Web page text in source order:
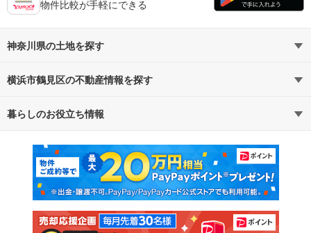
物件比較が手軽にできる
神奈川県の土地を探す
路線・駅から探す
通勤・通学時間から探す
横浜市鶴見区の不動産情報を探す
不動産・住宅
新築マンション 中古マンション
新築一戸建て 中古一戸建て
注文住宅 土地
暮らしのお役立ち情報
マンションカタログ 教えて！住まいの先生